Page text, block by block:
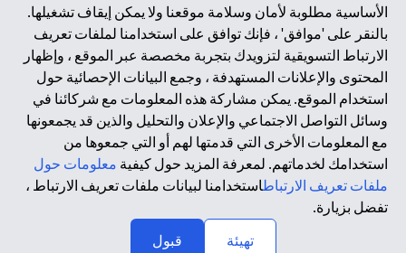
الأساسية مطلوبة لأمان وسلامة موقعنا ولا يمكن إيقاف تشغيلها.
بالنقر على 'موافق' ، فإنك توافق على استخدامنا لملفات تعريف
الارتباط التسويقية لتزويدك بتجربة مخصصة عبر الموقع ، وإظهار
المحتوى والإعلانات المستهدفة ، وجمع البيانات الإحصائية حول
استخدام الموقع. يمكن مشاركة هذه المعلومات مع شركائنا في
وسائل التواصل الاجتماعي والإعلان والتحليل والذين قد يجمعونها
مع المعلومات الأخرى التي قدمتها لهم أو التي جمعوها من
استخدامك لخدماتهم. لمعرفة المزيد حول كيفية معلومات حول
ملفات تعريف الارتباطاستخدامنا لبيانات ملفات تعريف الارتباط ،
تفضل بزيارة.
تهيئة
قبول
سيتي بنك إن. إيه. الإمارات مسجل لدى مصرف الإمارات المركزي تحت
أرقام التراخيص 202563 لفرع الوصل في دبي، 531989 لفرع مول
الإمارات في دبي، وCN-1002019لفرع أبوظبي. هاتف: 4000 311 04.
فرع سيتي بنك إن إيه - الإمارات العربية المتحدة مرخص من مصرف
الإمارات العربية المتحدة المركزي كفرع لبنك أجنبي.
سيتي بنك إن إيه الإمارات العربية المتحدة مرخص من هيئة الأوراق المالية
والسلع في الإمارات العربية المتحدة ("SCA") للقيام بالنشاط المالي لـ أ)
الاستشارات المالية والتعريف والترويج بموجب ترخيص رقم
20200000097 ب) وسيط تداول في الأسواق الدولية بموجب ترخيص